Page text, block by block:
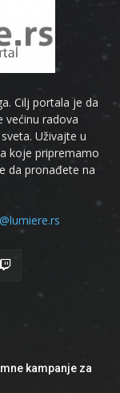
Cilj portala je da
većinu radova
Uživajte u
koje pripremamo
da pronađete na
kampanje za